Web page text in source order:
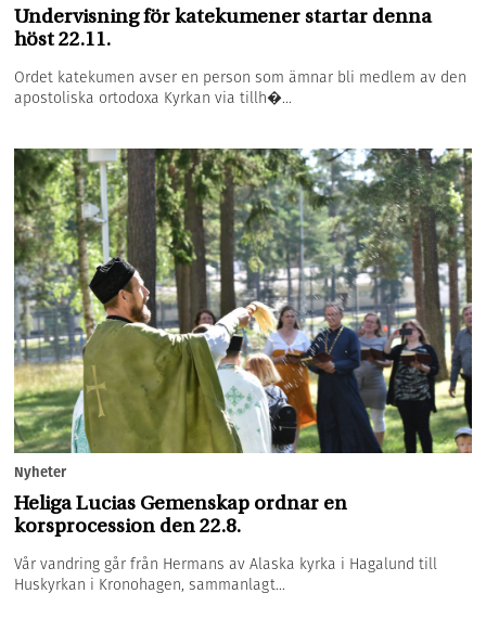
Undervisning för katekumener startar denna
höst 22.11.
Ordet katekumen avser en person som ämnar bli medlem av den
apostoliska ortodoxa Kyrkan via tillh�...
Nyheter
Heliga Lucias Gemenskap ordnar en
korsprocession den 22.8.
Vår vandring går från Hermans av Alaska kyrka i Hagalund till
Huskyrkan i Kronohagen, sammanlagt...